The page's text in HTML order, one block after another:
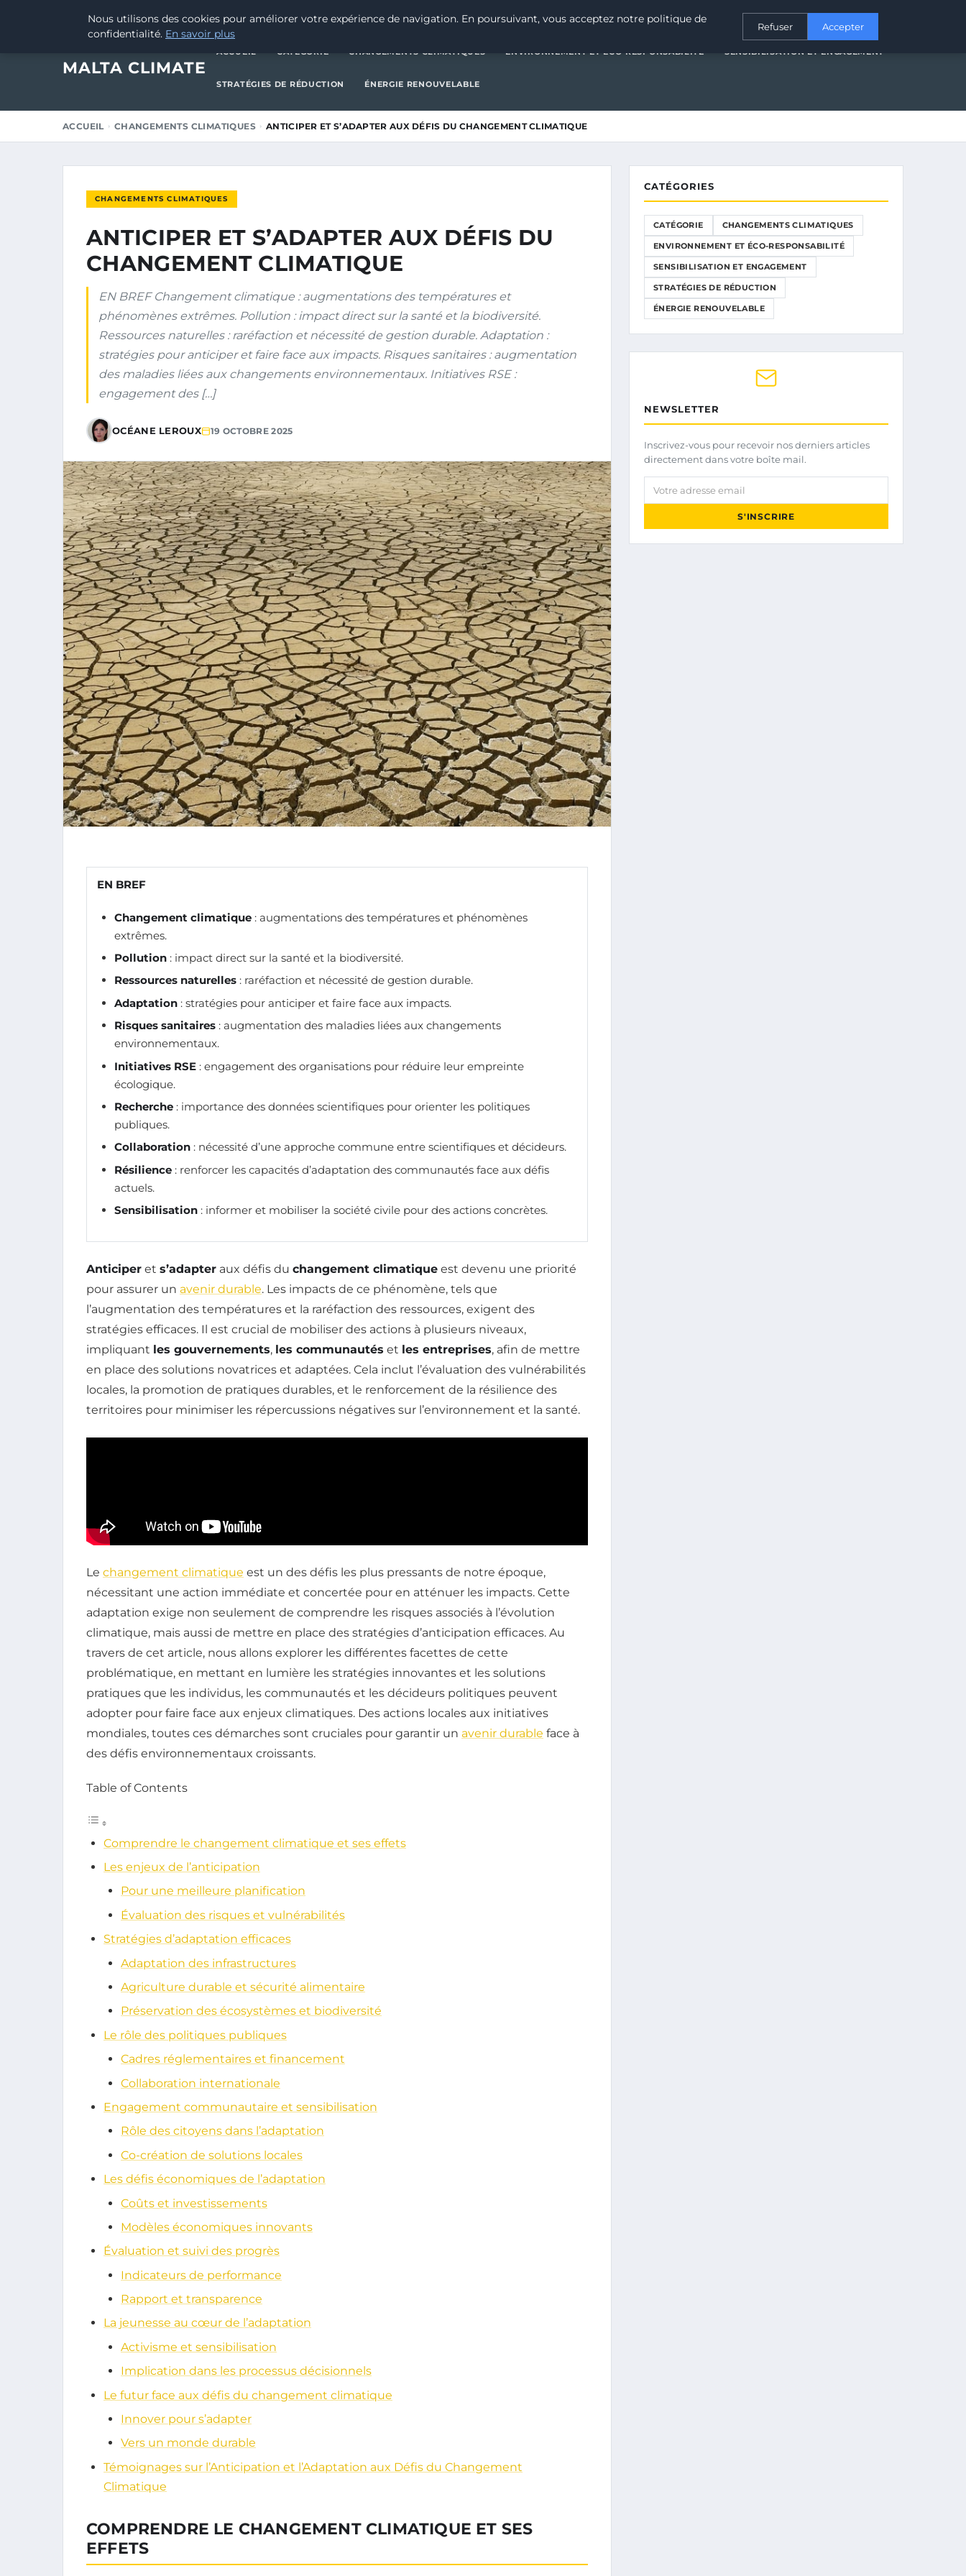
19 OCTOBRE 2025 CATÉGORIE CHANGEMENTS CLIMATIQUES ENVIRONNEMENT ET ÉCO-RESPONSABILITÉSENSIBILISATION ET ENGAGEMENT
MALTA CLIMATE
ACCUEIL CATÉGORIE CHANGEMENTS CLIMATIQUES ENVIRONNEMENT ET ÉCO-RESPONSABILITÉ SENSIBILISATION ET ENGAGEMENT
STRATÉGIES DE RÉDUCTION ÉNERGIE RENOUVELABLE
ACCUEIL CHANGEMENTS CLIMATIQUES ANTICIPER ET S’ADAPTER AUX DÉFIS DU CHANGEMENT CLIMATIQUE
CHANGEMENTS CLIMATIQUES
ANTICIPER ET S’ADAPTER AUX DÉFIS DU
CHANGEMENT CLIMATIQUE
EN BREF Changement climatique : augmentations des températures et
phénomènes extrêmes. Pollution : impact direct sur la santé et la biodiversité.
Ressources naturelles : raréfaction et nécessité de gestion durable. Adaptation :
stratégies pour anticiper et faire face aux impacts. Risques sanitaires : augmentation
des maladies liées aux changements environnementaux. Initiatives RSE :
engagement des […]
OCÉANE LEROUX 19 OCTOBRE 2025
EN BREF
Changement climatique : augmentations des températures et phénomènes
extrêmes.
Pollution : impact direct sur la santé et la biodiversité.
Ressources naturelles : raréfaction et nécessité de gestion durable.
Adaptation : stratégies pour anticiper et faire face aux impacts.
Risques sanitaires : augmentation des maladies liées aux changements
environnementaux.
Initiatives RSE : engagement des organisations pour réduire leur empreinte
écologique.
Recherche : importance des données scientifiques pour orienter les politiques
publiques.
Collaboration : nécessité d’une approche commune entre scientifiques et décideurs.
Résilience : renforcer les capacités d’adaptation des communautés face aux défis
actuels.
Sensibilisation : informer et mobiliser la société civile pour des actions concrètes.
Anticiper et s’adapter aux défis du changement climatique est devenu une priorité
pour assurer un avenir durable. Les impacts de ce phénomène, tels que
l’augmentation des températures et la raréfaction des ressources, exigent des
stratégies efficaces. Il est crucial de mobiliser des actions à plusieurs niveaux,
impliquant les gouvernements, les communautés et les entreprises, afin de mettre
en place des solutions novatrices et adaptées. Cela inclut l’évaluation des vulnérabilités
locales, la promotion de pratiques durables, et le renforcement de la résilience des
territoires pour minimiser les répercussions négatives sur l’environnement et la santé.
Le changement climatique est un des défis les plus pressants de notre époque,
nécessitant une action immédiate et concertée pour en atténuer les impacts. Cette
adaptation exige non seulement de comprendre les risques associés à l’évolution
climatique, mais aussi de mettre en place des stratégies d’anticipation efficaces. Au
travers de cet article, nous allons explorer les différentes facettes de cette
problématique, en mettant en lumière les stratégies innovantes et les solutions
pratiques que les individus, les communautés et les décideurs politiques peuvent
adopter pour faire face aux enjeux climatiques. Des actions locales aux initiatives
mondiales, toutes ces démarches sont cruciales pour garantir un avenir durable face à
des défis environnementaux croissants.
Table of Contents
Comprendre le changement climatique et ses effets
Les enjeux de l’anticipation
Pour une meilleure planification
Évaluation des risques et vulnérabilités
Stratégies d’adaptation efficaces
Adaptation des infrastructures
Agriculture durable et sécurité alimentaire
Préservation des écosystèmes et biodiversité
Le rôle des politiques publiques
Cadres réglementaires et financement
Collaboration internationale
Engagement communautaire et sensibilisation
Rôle des citoyens dans l’adaptation
Co-création de solutions locales
Les défis économiques de l’adaptation
Coûts et investissements
Modèles économiques innovants
Évaluation et suivi des progrès
Indicateurs de performance
Rapport et transparence
La jeunesse au cœur de l’adaptation
Activisme et sensibilisation
Implication dans les processus décisionnels
Le futur face aux défis du changement climatique
Innover pour s’adapter
Vers un monde durable
Témoignages sur l’Anticipation et l’Adaptation aux Défis du Changement
Climatique
COMPRENDRE LE CHANGEMENT CLIMATIQUE ET SES
EFFETS
CATÉGORIES
CATÉGORIE CHANGEMENTS CLIMATIQUES
ENVIRONNEMENT ET ÉCO-RESPONSABILITÉ
SENSIBILISATION ET ENGAGEMENT
STRATÉGIES DE RÉDUCTION
ÉNERGIE RENOUVELABLE
NEWSLETTER
Inscrivez-vous pour recevoir nos derniers articles
directement dans votre boîte mail.
Votre adresse email
S'INSCRIRE
Nous utilisons des cookies pour améliorer votre expérience de navigation. En poursuivant, vous acceptez notre politique de
confidentialité. En savoir plus
Refuser Accepter